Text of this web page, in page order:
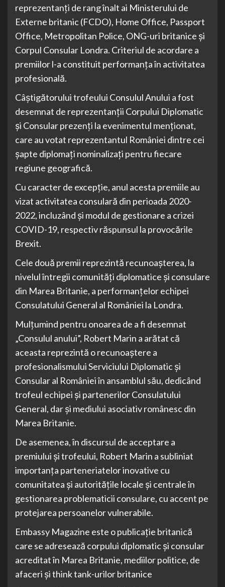
reprezentanţi de rang înalt ai Ministerului de
Externe britanic (FCDO), Home Office, Passport
Office, Metropolitan Police, ONG-uri britanice şi
Corpul Consular Londra. Criteriul de acordare a
premiilor l-a constituit performanţa în activitatea
profesională.
Câştigătorului trofeului Consulul Anului a fost
desemnat de reprezentanţii Corpului Diplomatic
şi Consular prezenţi la evenimentul menţionat,
care au votat reprezentantul României dintre cei
şapte diplomaţi nominalizaţi pentru fiecare
regiune geografică.
Cu caracter de excepţie, anul acesta premiile au
vizat activitatea consulară din perioada 2020-
2022, incluzând şi modul de gestionare a crizei
COVID-19, respectiv răspunsul la provocările
Brexit.
Cele două premii reprezintă recunoaşterea, la
nivelul întregii comunităţi diplomatice şi consulare
din Marea Britanie, a performanţelor echipei
Consulatului General al României la Londra.
Mulţumind pentru onoarea de a fi desemnat
„Consulul anului”, Robert Marin a arătat că
aceasta reprezintă o recunoaştere a
profesionalismului Serviciului Diplomatic şi
Consular al României în ansamblul său, dedicând
trofeul echipei şi partenerilor Consulatului
General, dar şi mediului asociativ românesc din
Marea Britanie.
De asemenea, în discursul de acceptare a
premiului şi trofeului, Robert Marin a subliniat
importanţa parteneriatelor inovative cu
comunitatea şi autorităţile locale şi centrale în
gestionarea problematicii consulare, cu accent pe
protejarea persoanelor vulnerabile.
Embassy Magazine este o publicaţie britanică
care se adresează corpului diplomatic şi consular
acreditat în Marea Britanie, mediilor politice, de
afaceri şi think tank-urilor britanice